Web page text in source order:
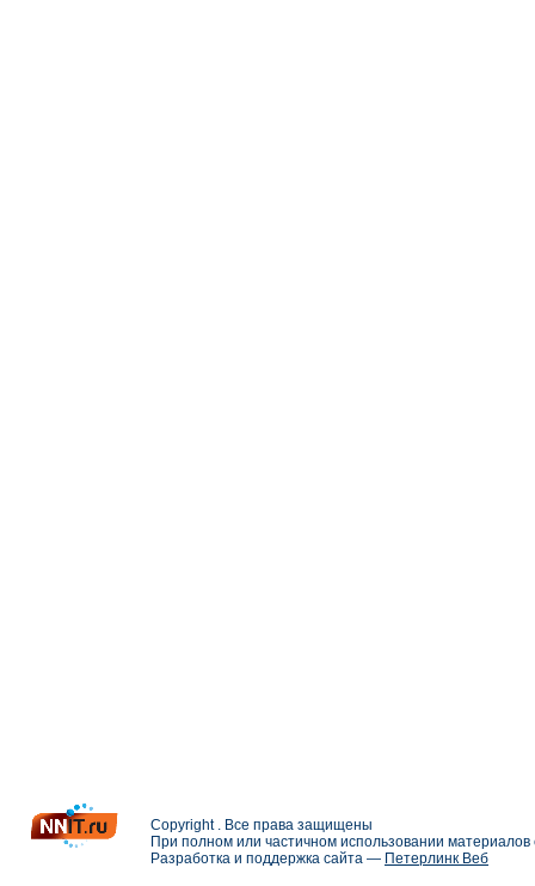
Copyright . Все права защищены
При полном или частичном использовании
Разработка и поддержка сайта — Петерлинк Веб